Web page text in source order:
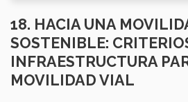
18. HACIA UNA
SOSTENIBLE:
INFRAESTRUCTURA
MOVILIDAD VIAL